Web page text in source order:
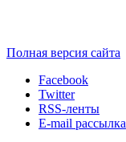
Полная версия сайта
Facebook
Twitter
RSS-ленты
E-mail рассылка